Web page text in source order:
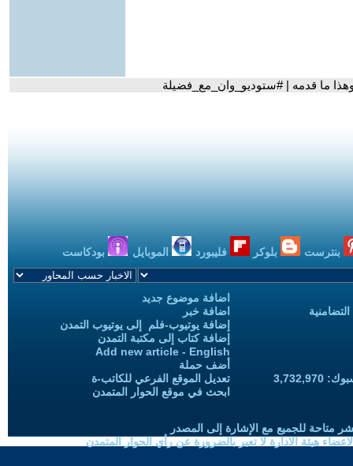
ما قدمه | #ستوديو_وان_مع_فضيلة
بنترست بلوكر فليبورد الموبايل بودكاست
اضافة موضوع جديد
اضافة خبر
إضافة يوتيوب-فلم إلى يوتيوب التمدن
إضافة كتاب إلى مكتبة التمدن
Add new article - English
أضف حملة
تعديل الموقع الفرعي للكاتب-ة
ابحث في موقع الحوار المتمدن
متاحة للجميع مع الإشارة إلى المصدر
هيئة الادارة لا تعبر بالضرورة عن رأي الحوار المتمدن